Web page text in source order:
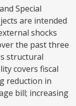
Special
are intended
shocks
the past three
structural
covers fiscal
reduction in
bill; increasing